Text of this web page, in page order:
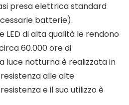
presa elettrica standard
batterie).
LED di alta qualità le rendono
60.000 ore di
luce notturna è realizzata in
alle alte
e il suo utilizzo è